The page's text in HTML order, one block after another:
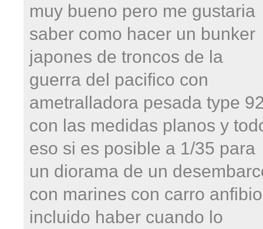
muy bueno pero me gustaria
saber como hacer un bunker
japones de troncos de la
guerra del pacifico con
ametralladora pesada type
con las medidas planos y
eso si es posible a 1/35 para
un diorama de un
con marines con carro anfibio
incluido haber cuando lo